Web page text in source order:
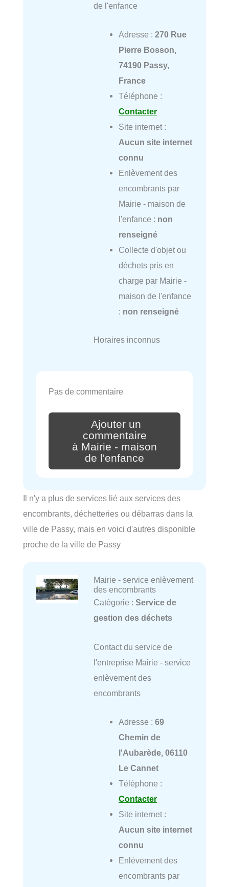
de l'enfance
Adresse : 270 Rue
Pierre Bosson,
74190 Passy,
France
Téléphone :
Contacter
Site internet :
Aucun site internet
connu
Enlèvement des
encombrants par
Mairie - maison de
l'enfance : non
renseigné
Collecte d'objet ou
déchets pris en
charge par Mairie -
maison de l'enfance
: non renseigné
Horaires inconnus
Pas de commentaire
Ajouter un
commentaire
à Mairie - maison
de l'enfance
Il n'y a plus de services lié aux services des
encombrants, déchetteries ou débarras dans la
ville de Passy, mais en voici d'autres disponible
proche de la ville de Passy
Mairie - service enlèvement
des encombrants
Catégorie : Service de
gestion des déchets
Contact du service de
l'entreprise Mairie - service
enlèvement des
encombrants
Adresse : 69
Chemin de
l'Aubarède, 06110
Le Cannet
Téléphone :
Contacter
Site internet :
Aucun site internet
connu
Enlèvement des
encombrants par